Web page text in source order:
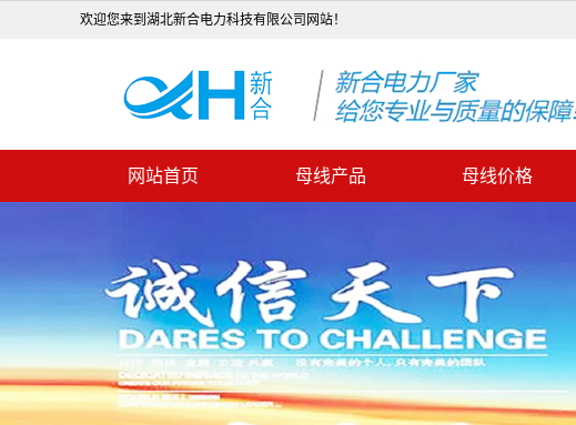
欢迎您来到湖北新合电力科技有限公司网站！
网站首页 母线产品 母线价格